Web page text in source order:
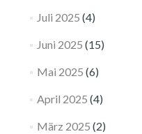
Juli 2025 (4)
Juni 2025 (15)
Mai 2025 (6)
April 2025 (4)
März 2025 (2)